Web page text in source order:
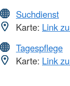
Suchdienst
Karte: Link
Tagespflege
Karte: Link